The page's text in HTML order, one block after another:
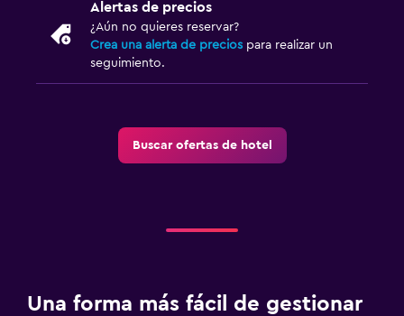
Alertas de precios
¿Aún no quieres reservar?
Crea una alerta de precios para realizar un
seguimiento.
Buscar ofertas de hotel
Una forma más fácil de gestionar